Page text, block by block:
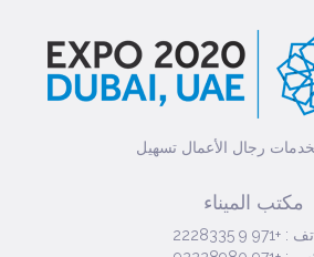
رجال الأعمال تسهيل
مكتب الميناء
9 2228335